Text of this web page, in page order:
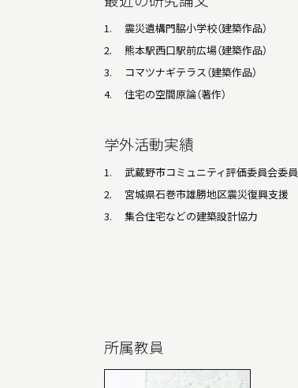
震災遺構門脇小学校（建築作品）
熊本駅西口駅前広場（建築作品）
コマツナギテラス（建築作品）
住宅の空間原論（著作）
学外活動実績
武蔵野市コミュニティ評価委員会委員
宮城県石巻市雄勝地区震災復興支援
集合住宅などの建築設計協力
所属教員